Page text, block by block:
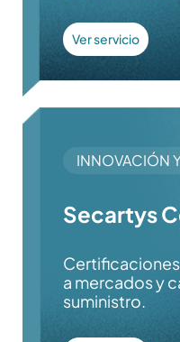
Ver servicio
INNOVACIÓN
Secartys
a mercados y
suministro.